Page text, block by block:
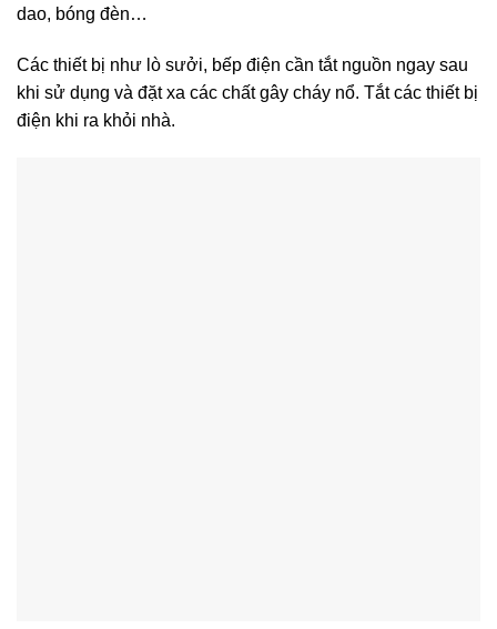
dao, bóng đèn…
Các thiết bị như lò sưởi, bếp điện cần tắt nguồn ngay sau
khi sử dụng và đặt xa các chất gây cháy nổ. Tắt các thiết bị
điện khi ra khỏi nhà.